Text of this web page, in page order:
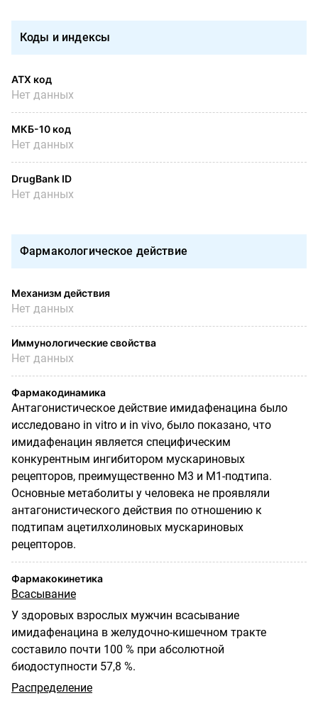
Коды и индексы
АТХ код
Нет данных
МКБ-10 код
Нет данных
DrugBank ID
Нет данных
Фармакологическое действие
Механизм действия
Нет данных
Иммунологические свойства
Нет данных
Фармакодинамика
Антагонистическое действие имидафенацина было
исследовано in vitro и in vivo, было показано, что
имидафенацин является специфическим
конкурентным ингибитором мускариновых
рецепторов, преимущественно М3 и M1-подтипа.
Основные метаболиты у человека не проявляли
антагонистического действия по отношению к
подтипам ацетилхолиновых мускариновых
рецепторов.
Фармакокинетика
Всасывание
У здоровых взрослых мужчин всасывание
имидафенацина в желудочно-кишечном тракте
составило почти 100 % при абсолютной
биодоступности 57,8 %.
Распределение